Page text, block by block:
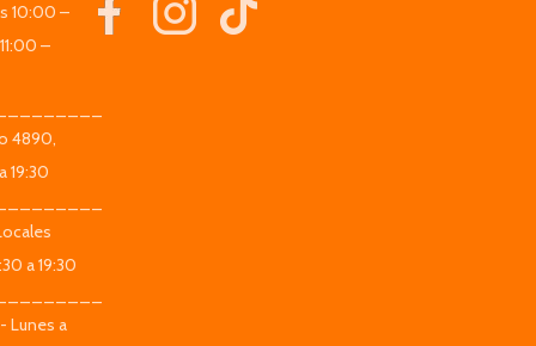
10:00 –
–
4890,
19:30
a 19:30
Lunes a